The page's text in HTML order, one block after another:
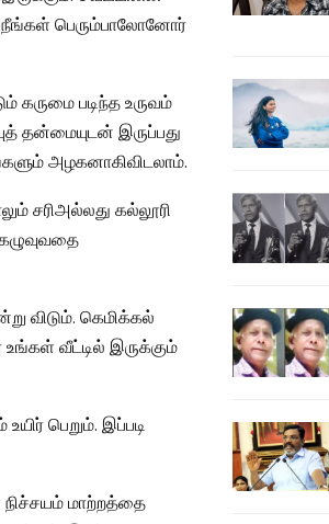
நீங்கள் பெரும்பாலோனோர்
படிந்த உருவம்
தன்மையுடன் இருப்பது
அழகனாகிவிடலாம்.
சரிஅல்லது கல்லூரி
விடும். கெமிக்கல்
வீட்டில் இருக்கும்
பெறும். இப்படி
மாற்றத்தை
: